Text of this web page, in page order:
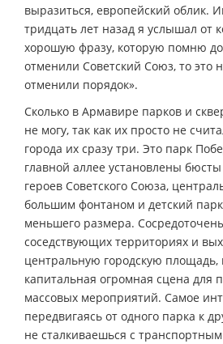
выразиться, европейский облик.
тридцать лет назад я услышал от
хорошую фразу, которую помню до
отменили Советский Союз, то это
отменили порядок».
Сколько в Армавире парков и
не могу, так как их просто не
города их сразу три. Это парк
главной аллее установлены
героев Советского Союза,
большим фонтаном и детский
меньшего размера.
соседствующих территориях и
центральную городскую площадь,
капитальная огромная сцена для
массовых мероприятий. Самое
передвигаясь от одного парка к
не сталкиваешься с